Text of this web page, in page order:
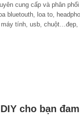
cung cấp và phân
bluetouth, loa to,
máy tính, usb,
cho bạn